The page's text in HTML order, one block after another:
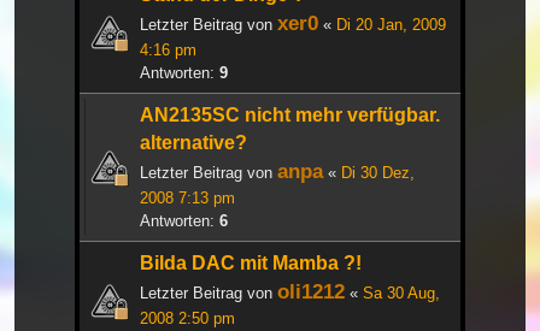
Letzter Beitrag von xer0 « Di 20 Jan, 2009
4:16 pm
Antworten: 9
AN2135SC nicht mehr verfügbar.
alternative?
Letzter Beitrag von anpa« Di 30 Dez,
2008 7:13 pm
Antworten: 6
Bilda DAC mit Mamba ?!
Letzter Beitrag von oli1212 « Sa 30 Aug,
2008 2:50 pm